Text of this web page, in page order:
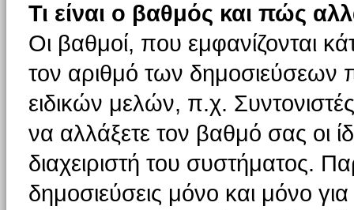
Τι είναι ο βαθμός και πώς
Οι βαθμοί, που εμφανίζονται
τον αριθμό των δημοσιεύσεων
ειδικών μελών, π.χ.
να αλλάξετε τον βαθμό σας οι
διαχειριστή του συστήματος.
δημοσιεύσεις μόνο και μόνο